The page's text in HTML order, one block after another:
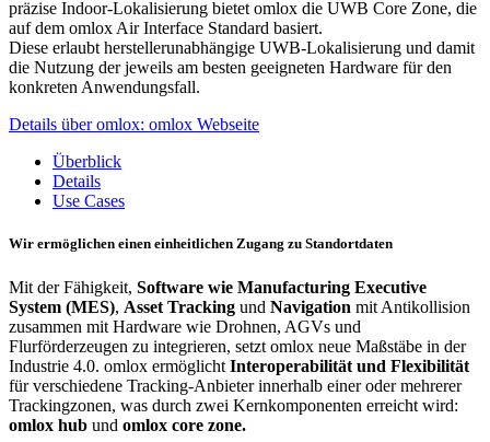
präzise Indoor-Lokalisierung bietet omlox die UWB Core Zone, die
auf dem omlox Air Interface Standard basiert.
Diese erlaubt herstellerunabhängige UWB-Lokalisierung und damit
die Nutzung der jeweils am besten geeigneten Hardware für den
konkreten Anwendungsfall.
Details über omlox: omlox Webseite
Überblick
Details
Use Cases
Wir ermöglichen einen einheitlichen Zugang zu Standortdaten
Mit der Fähigkeit, Software wie Manufacturing Executive
System (MES), Asset Tracking und Navigation mit Antikollision
zusammen mit Hardware wie Drohnen, AGVs und
Flurförderzeugen zu integrieren, setzt omlox neue Maßstäbe in der
Industrie 4.0. omlox ermöglicht Interoperabilität und Flexibilität
für verschiedene Tracking-Anbieter innerhalb einer oder mehrerer
Trackingzonen, was durch zwei Kernkomponenten erreicht wird:
omlox hub und omlox core zone.